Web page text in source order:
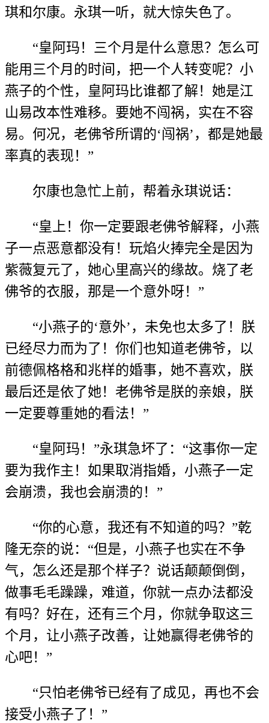
琪和尔康。永琪一听，就大惊失色了。
“皇阿玛！三个月是什么意思？怎么可
能用三个月的时间，把一个人转变呢？小
燕子的个性，皇阿玛比谁都了解！她是江
山易改本性难移。要她不闯祸，实在不容
易。何况，老佛爷所谓的‘闯祸’，都是她最
率真的表现！”
尔康也急忙上前，帮着永琪说话：
“皇上！你一定要跟老佛爷解释，小燕
子一点恶意都没有！玩焰火捧完全是因为
紫薇复元了，她心里高兴的缘故。烧了老
佛爷的衣服，那是一个意外呀！”
“小燕子的‘意外’，未免也太多了！朕
已经尽力而为了！你们也知道老佛爷，以
前德佩格格和兆样的婚事，她不喜欢，朕
最后还是依了她！老佛爷是朕的亲娘，朕
一定要尊重她的看法！”
“皇阿玛！”永琪急坏了：“这事你一定
要为我作主！如果取消指婚，小燕子一定
会崩溃，我也会崩溃的！”
“你的心意，我还有不知道的吗？”乾
隆无奈的说：“但是，小燕子也实在不争
气，怎么还是那个样子？说话颠颠倒倒，
做事毛毛躁躁，难道，你就一点办法都没
有吗？好在，还有三个月，你就争取这三
个月，让小燕子改善，让她赢得老佛爷的
心吧！”
“只怕老佛爷已经有了成见，再也不会
接受小燕子了！”